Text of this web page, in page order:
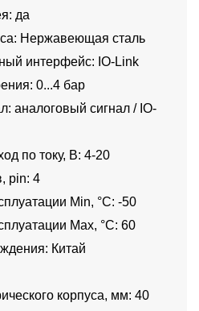
да
Нержавеющая сталь
интерфейс: IO-Link
0...4 бар
аналоговый сигнал / IO-
по току, В: 4-20
pin: 4
Min, °C: -50
Max, °C: 60
Китай
корпуса, мм: 40